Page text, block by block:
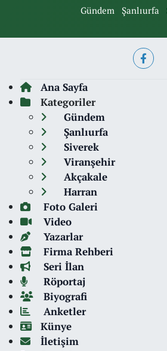
Gündem Şanlıurfa
Ana Sayfa
Kategoriler
Gündem
Şanlıurfa
Siverek
Viranşehir
Akçakale
Harran
Foto Galeri
Video
Yazarlar
Firma Rehberi
Seri İlan
Röportaj
Biyografi
Anketler
Künye
İletişim